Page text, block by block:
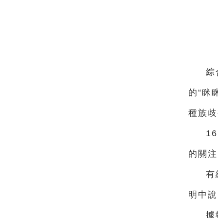
綜
的“眯
種族
的關
有
明中
據